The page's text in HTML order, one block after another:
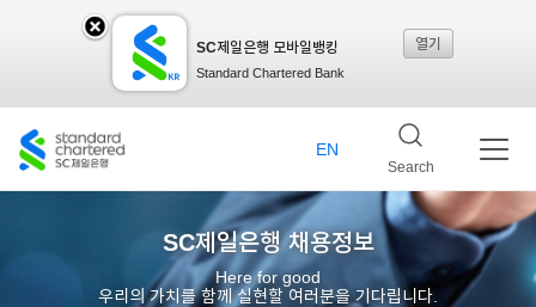
SC제일은행 모바일뱅킹
Standard Chartered Bank
열기
제일
Search
EN
SC제일은행 채용정보
Here for good
우리의 가치를 함께 실현할 여러분을 기다립니다.